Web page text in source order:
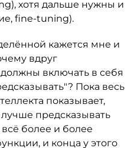
хотя дальше нужны и
fine-tuning).
кажется мне и
вдруг
включать в себя
Пока весь
показывает,
предсказывать
более и более
и конца у этого